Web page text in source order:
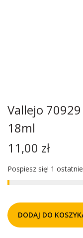
Vallejo
18ml
11,00 zł
Pospiesz się! 1
DODAJ DO